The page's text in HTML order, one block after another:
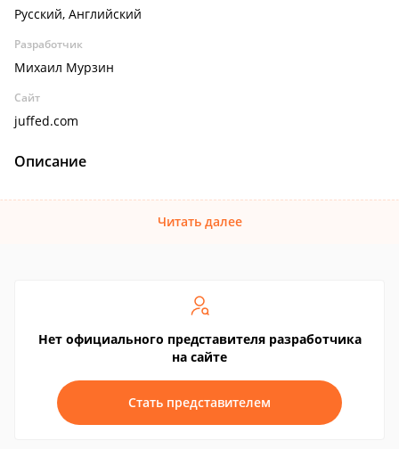
Русский, Английский
Разработчик
Михаил Мурзин
Сайт
juffed.com
Описание
Читать далее
Нет официального представителя разработчика
на сайте
Стать представителем